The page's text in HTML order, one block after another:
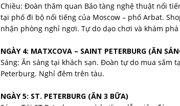
Chiều: Đoàn thăm quan Bảo tàng nghệ thuật nổi
tại phố đi bộ nổi tiếng của Moscow – phố Arbat.
nhận phòng nghỉ ngơi. Tự do dạo chơi và khám
NGÀY 4: MATXCOVA – SAINT PETERBURG (ĂN
Sáng: Ăn sáng tại khách sạn. Đoàn tự do mua
Peterburg. Nghỉ đêm trên tàu.
NGÀY 5: ST. PETERBURG (ĂN 3 BỮA)